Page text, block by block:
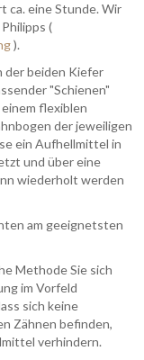
ca. eine Stunde. Wir
(
).
der beiden Kiefer
"Schienen"
flexiblen
der jeweiligen
ein Aufhellmittel in
und über eine
wiederholt werden
am geeignetsten
Methode Sie sich
im Vorfeld
sich keine
Zähnen befinden,
verhindern.